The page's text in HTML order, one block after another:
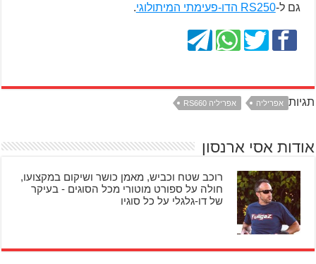
גם ל-RS250 הדו-פעימתי המיתולוגי .
תגיות אפריליה אפריליה RS660
אודות אסי ארנסון
רוכב שטח וכביש, מאמן כושר ושיקום במקצועו,
חולה על ספורט מוטורי מכל הסוגים - בעיקר
של דו-גלגלי על כל סוגיו